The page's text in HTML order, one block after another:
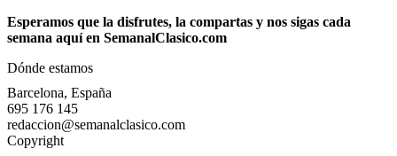
Esperamos que la disfrutes, la compartas y nos sigas cada
semana aquí en SemanalClasico.com
Dónde estamos
Barcelona, España
695 176 145
redaccion@semanalclasico.com
Copyright